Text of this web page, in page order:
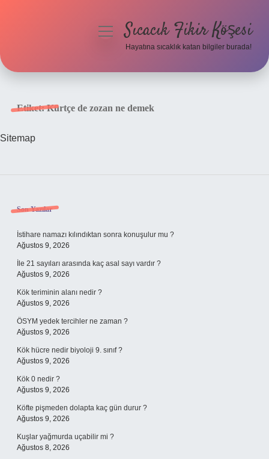
menüyüSıcacık Fikir Köşesi
Hayatına sıcaklık katan bilgiler burada!
Etiket:Kürtçe de zozan ne demek
Sitemap
Sidebar
Son Yazılar
İstihare namazı kılındıktan sonra konuşulur mu ?
Ağustos 9, 2026
İle 21 sayıları arasında kaç asal sayı vardır ?
Ağustos 9, 2026
Kök teriminin alanı nedir ?
Ağustos 9, 2026
ÖSYM yedek tercihler ne zaman ?
Ağustos 9, 2026
Kök hücre nedir biyoloji 9. sınıf ?
Ağustos 9, 2026
Kök 0 nedir ?
Ağustos 9, 2026
Köfte pişmeden dolapta kaç gün durur ?
Ağustos 9, 2026
Kuşlar yağmurda uçabilir mi ?
Ağustos 8, 2026